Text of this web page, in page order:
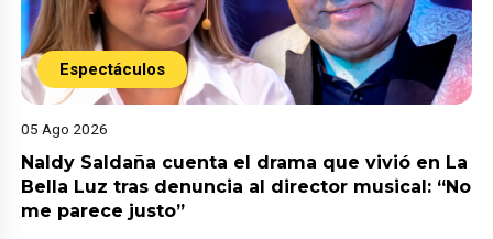
Espectáculos
05 Ago 2026
Naldy Saldaña cuenta el drama que vivió en La
Bella Luz tras denuncia al director musical: “No
me parece justo”